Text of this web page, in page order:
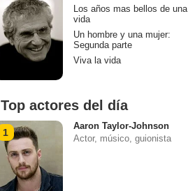
Los años mas bellos de una
vida
Un hombre y una mujer:
Segunda parte
Viva la vida
Top actores del día
1
Aaron Taylor-Johnson
Actor, músico, guionista